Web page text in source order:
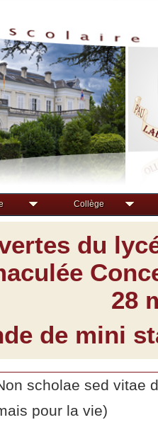
Collège
du
28
de mini
scholae sed vitae
pour la vie)